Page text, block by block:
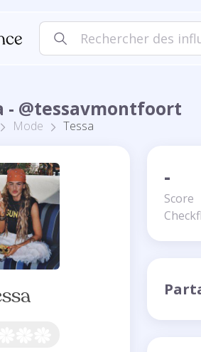
- @tessavmontfoort
Mode Tessa
-
Score